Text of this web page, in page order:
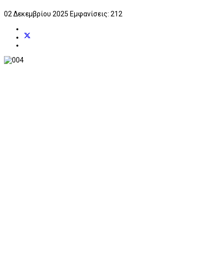
02 Δεκεμβρίου 2025 Εμφανίσεις: 212